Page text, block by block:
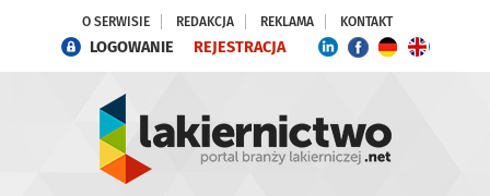
O SERWISIE REDAKCJA REKLAMA KONTAKT
LOGOWANIE REJESTRACJA